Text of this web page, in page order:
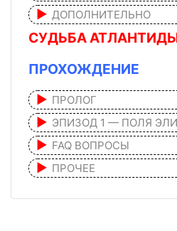
ДОПОЛНИТЕЛЬНО
СУДЬБА АТЛАНТИДЫ
ПРОХОЖДЕНИЕ
ПРОЛОГ
ЭПИЗОД 1 — ПОЛЯ
FAQ ВОПРОСЫ
ПРОЧЕЕ